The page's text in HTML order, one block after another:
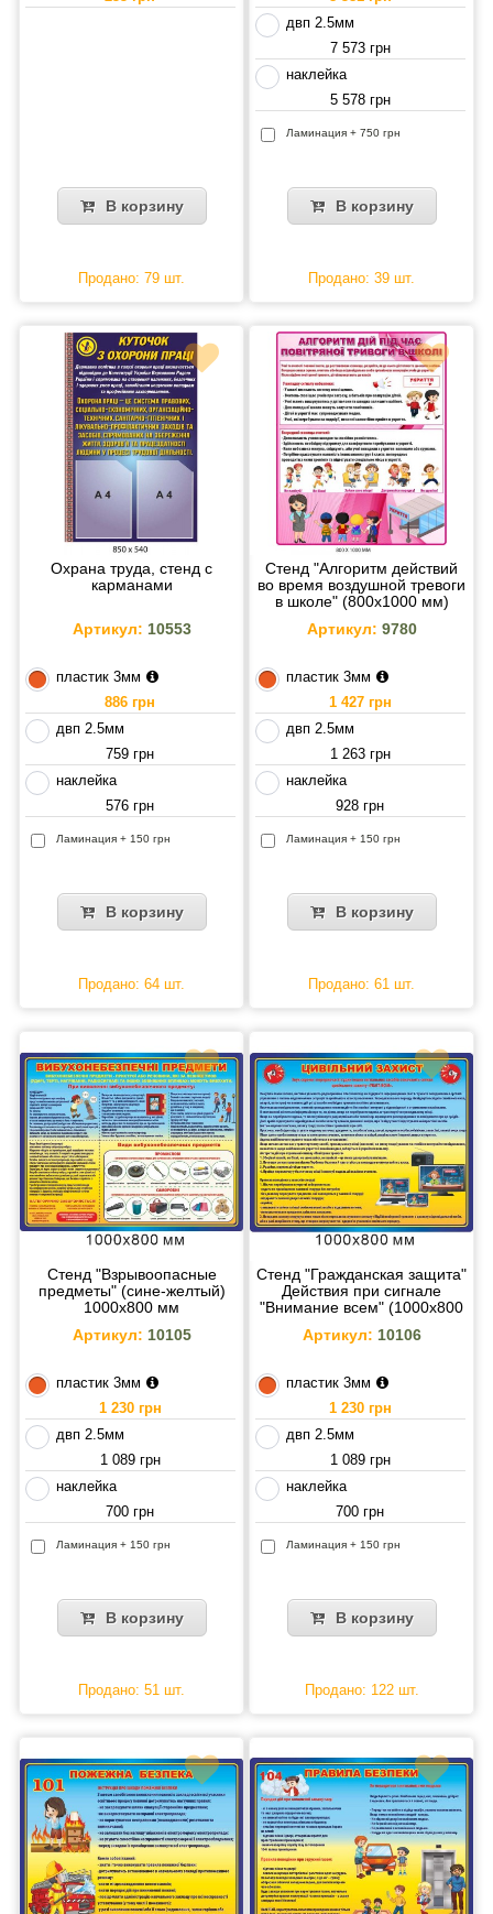
В корзину
Продано: 79 шт.
двп 2.5мм
7 573 грн
наклейка
5 578 грн
Ламинация + 750 грн
В корзину
Продано: 39 шт.
Охрана труда, стенд с
карманами
Артикул: 10553
пластик 3мм
886 грн
двп 2.5мм
759 грн
наклейка
576 грн
Ламинация + 150 грн
В корзину
Продано: 64 шт.
Стенд "Алгоритм действий
во время воздушной тревоги
в школе" (800х1000 мм)
Артикул: 9780
пластик 3мм
1 427 грн
двп 2.5мм
1 263 грн
наклейка
928 грн
Ламинация + 150 грн
В корзину
Продано: 61 шт.
Стенд "Взрывоопасные
предметы" (сине-желтый)
1000х800 мм
Артикул: 10105
пластик 3мм
1 230 грн
двп 2.5мм
1 089 грн
наклейка
700 грн
Ламинация + 150 грн
В корзину
Продано: 51 шт.
Стенд "Гражданская защита"
Действия при сигнале
"Внимание всем" (1000х800
Артикул: 10106
пластик 3мм
1 230 грн
двп 2.5мм
1 089 грн
наклейка
700 грн
Ламинация + 150 грн
В корзину
Продано: 122 шт.